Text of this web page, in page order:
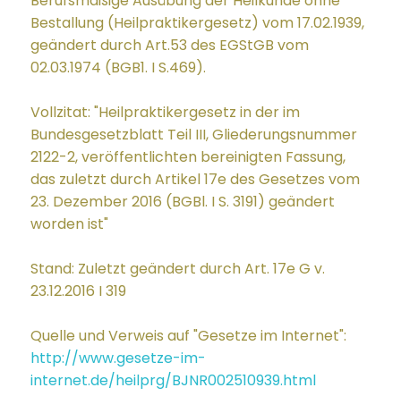
Bestallung (Heilpraktikergesetz) vom 17.02.1939,
geändert durch Art.53 des EGStGB vom
02.03.1974 (BGB1. I S.469).
Vollzitat: "Heilpraktikergesetz in der im
Bundesgesetzblatt Teil III, Gliederungsnummer
2122-2, veröffentlichten bereinigten Fassung,
das zuletzt durch Artikel 17e des Gesetzes vom
23. Dezember 2016 (BGBl. I S. 3191) geändert
worden ist"
Stand: Zuletzt geändert durch Art. 17e G v.
23.12.2016 I 319
Quelle und Verweis auf "Gesetze im Internet":
http://www.gesetze-im-
internet.de/heilprg/BJNR002510939.html